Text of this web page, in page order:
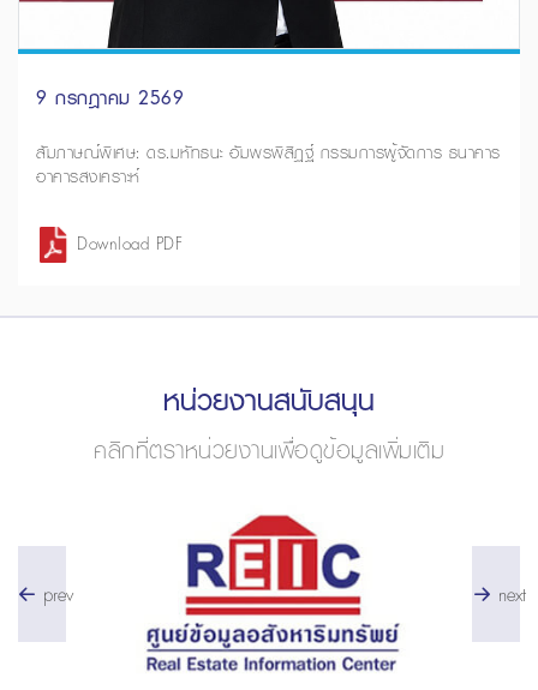
9 กรกฎาคม 2569
สัมภาษณ์พิเศษ: ดร.มหัทธนะ อัมพรพิสิฏฐ์ กรรมการผู้จัดการ ธนาคาร
อาคารสงเคราะห์
Download PDF
หน่วยงานสนับสนุน
คลิกที่ตราหน่วยงานเพื่อดูข้อมูลเพิ่มเติม
prev next